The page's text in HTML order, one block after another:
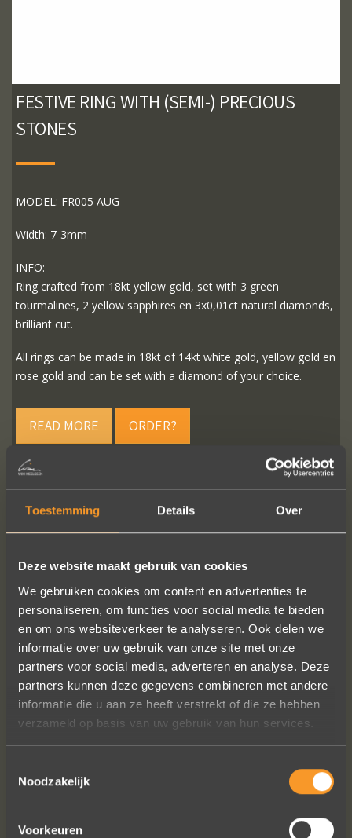
Toestemming Details Over
Deze website maakt gebruik van cookies
We gebruiken cookies om content en advertenties te
personaliseren, om functies voor social media te bieden
en om ons websiteverkeer te analyseren. Ook delen we
informatie over uw gebruik van onze site met onze
partners voor social media, adverteren en analyse. Deze
partners kunnen deze gegevens combineren met andere
informatie die u aan ze heeft verstrekt of die ze hebben
verzameld op basis van uw gebruik van hun services.
Noodzakelijk
Voorkeuren
FESTIVE RING WITH (SEMI-) PRECIOUS
STONES
MODEL: FR005 AUG
Width: 7-3mm
INFO:
Ring crafted from 18kt yellow gold, set with 3 green
tourmalines, 2 yellow sapphires en 3x0,01ct natural diamonds,
brilliant cut.
All rings can be made in 18kt of 14kt white gold, yellow gold en
rose gold and can be set with a diamond of your choice.
READ MORE ORDER?
FOLLOW US ON SOCIAL MEDIA
In de ban van uw creaties zijn we
bezig met onze derde bestelling (uit
Frankrijk). De ontvangst is altijd zo
vriendelijk, het team reageert snel en
paar steentjes aan toegevoegd, het